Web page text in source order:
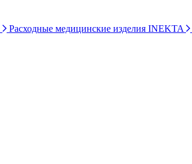
Расходные медицинские изделия INEKTA